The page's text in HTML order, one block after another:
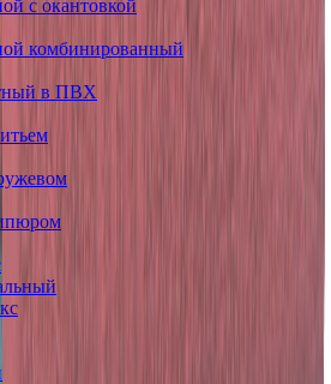
с окантовкой
комбинированный
в ПВХ